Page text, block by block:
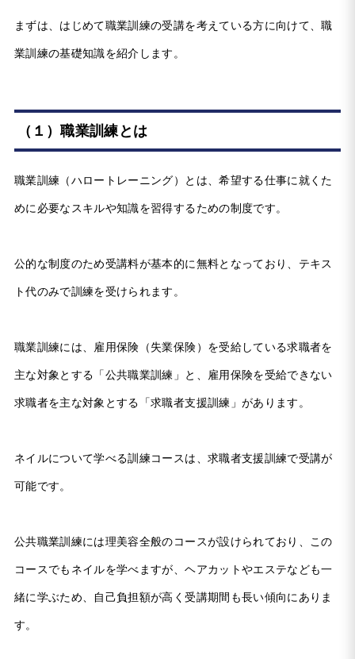
まずは、はじめて職業訓練の受講を考えている方に向けて、職
業訓練の基礎知識を紹介します。
（１）職業訓練とは
職業訓練（ハロートレーニング）とは、希望する仕事に就くた
めに必要なスキルや知識を習得するための制度です。
公的な制度のため受講料が基本的に無料となっており、テキス
ト代のみで訓練を受けられます。
職業訓練には、雇用保険（失業保険）を受給している求職者を
主な対象とする「公共職業訓練」と、雇用保険を受給できない
求職者を主な対象とする「求職者支援訓練」があります。
ネイルについて学べる訓練コースは、求職者支援訓練で受講が
可能です。
公共職業訓練には理美容全般のコースが設けられており、この
コースでもネイルを学べますが、ヘアカットやエステなども一
緒に学ぶため、自己負担額が高く受講期間も長い傾向にありま
す。